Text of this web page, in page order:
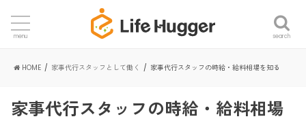
search
menu
HOME 家事代行スタッフとして働く 家事代行スタッフの時給・給料相場を知る
家事代行スタッフの時給・給料相場